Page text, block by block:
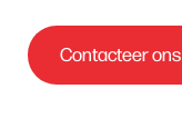
Contacteer ons